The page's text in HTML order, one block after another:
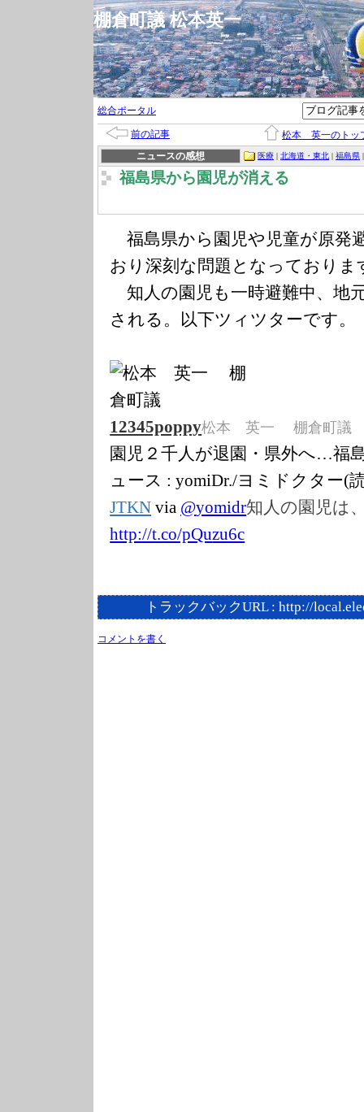
棚倉町議 松本英一
総合ポータル
前の記事
松本 英一のトッ
ニュースの感想
医療 | 北海道・東北 | 福島県 |
福島県から園児が消える
福島県から園児や児童が原発
おり深刻な問題となっておりま
知人の園児も一時避難中、地
される。以下ツィツターです。
12345poppy松本 英一 棚倉町議
園児２千人が退園・県外へ…福
ュース : yomiDr./ヨミドクター(
JTKN via @yomidr知人の園児は
http://t.co/pQuzu6c
トラックバックURL : http://
コメントを書く